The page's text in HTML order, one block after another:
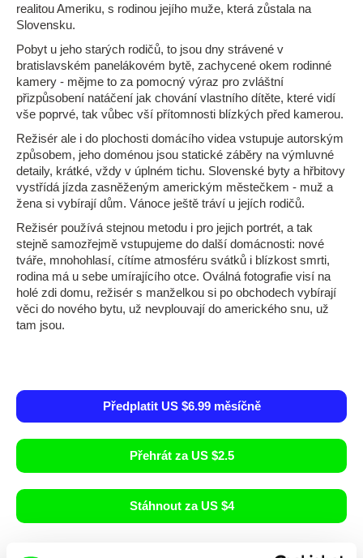
realitou Ameriku, s rodinou jejího muže, která zůstala na
Slovensku.
Pobyt u jeho starých rodičů, to jsou dny strávené v
bratislavském panelákovém bytě, zachycené okem rodinné
kamery - mějme to za pomocný výraz pro zvláštní
přizpůsobení natáčení jak chování vlastního dítěte, které vidí
vše poprvé, tak vůbec vší přítomnosti blízkých před kamerou.
Režisér ale i do plochosti domácího videa vstupuje autorským
způsobem, jeho doménou jsou statické záběry na výmluvné
detaily, krátké, vždy v úplném tichu. Slovenské byty a hřbitovy
vystřídá jízda zasněženým americkým městečkem - muž a
žena si vybírají dům. Vánoce ještě tráví u jejích rodičů.
Režisér používá stejnou metodu i pro jejich portrét, a tak
stejně samozřejmě vstupujeme do další domácnosti: nové
tváře, mnohohlasí, cítíme atmosféru svátků i blízkost smrti,
rodina má u sebe umírajícího otce. Oválná fotografie visí na
holé zdi domu, režisér s manželkou si po obchodech vybírají
věci do nového bytu, už nevplouvají do amerického snu, už
tam jsou.
Předplatit US $6.99 měsíčně
Přehrát za US $2.5
Stáhnout za US $4